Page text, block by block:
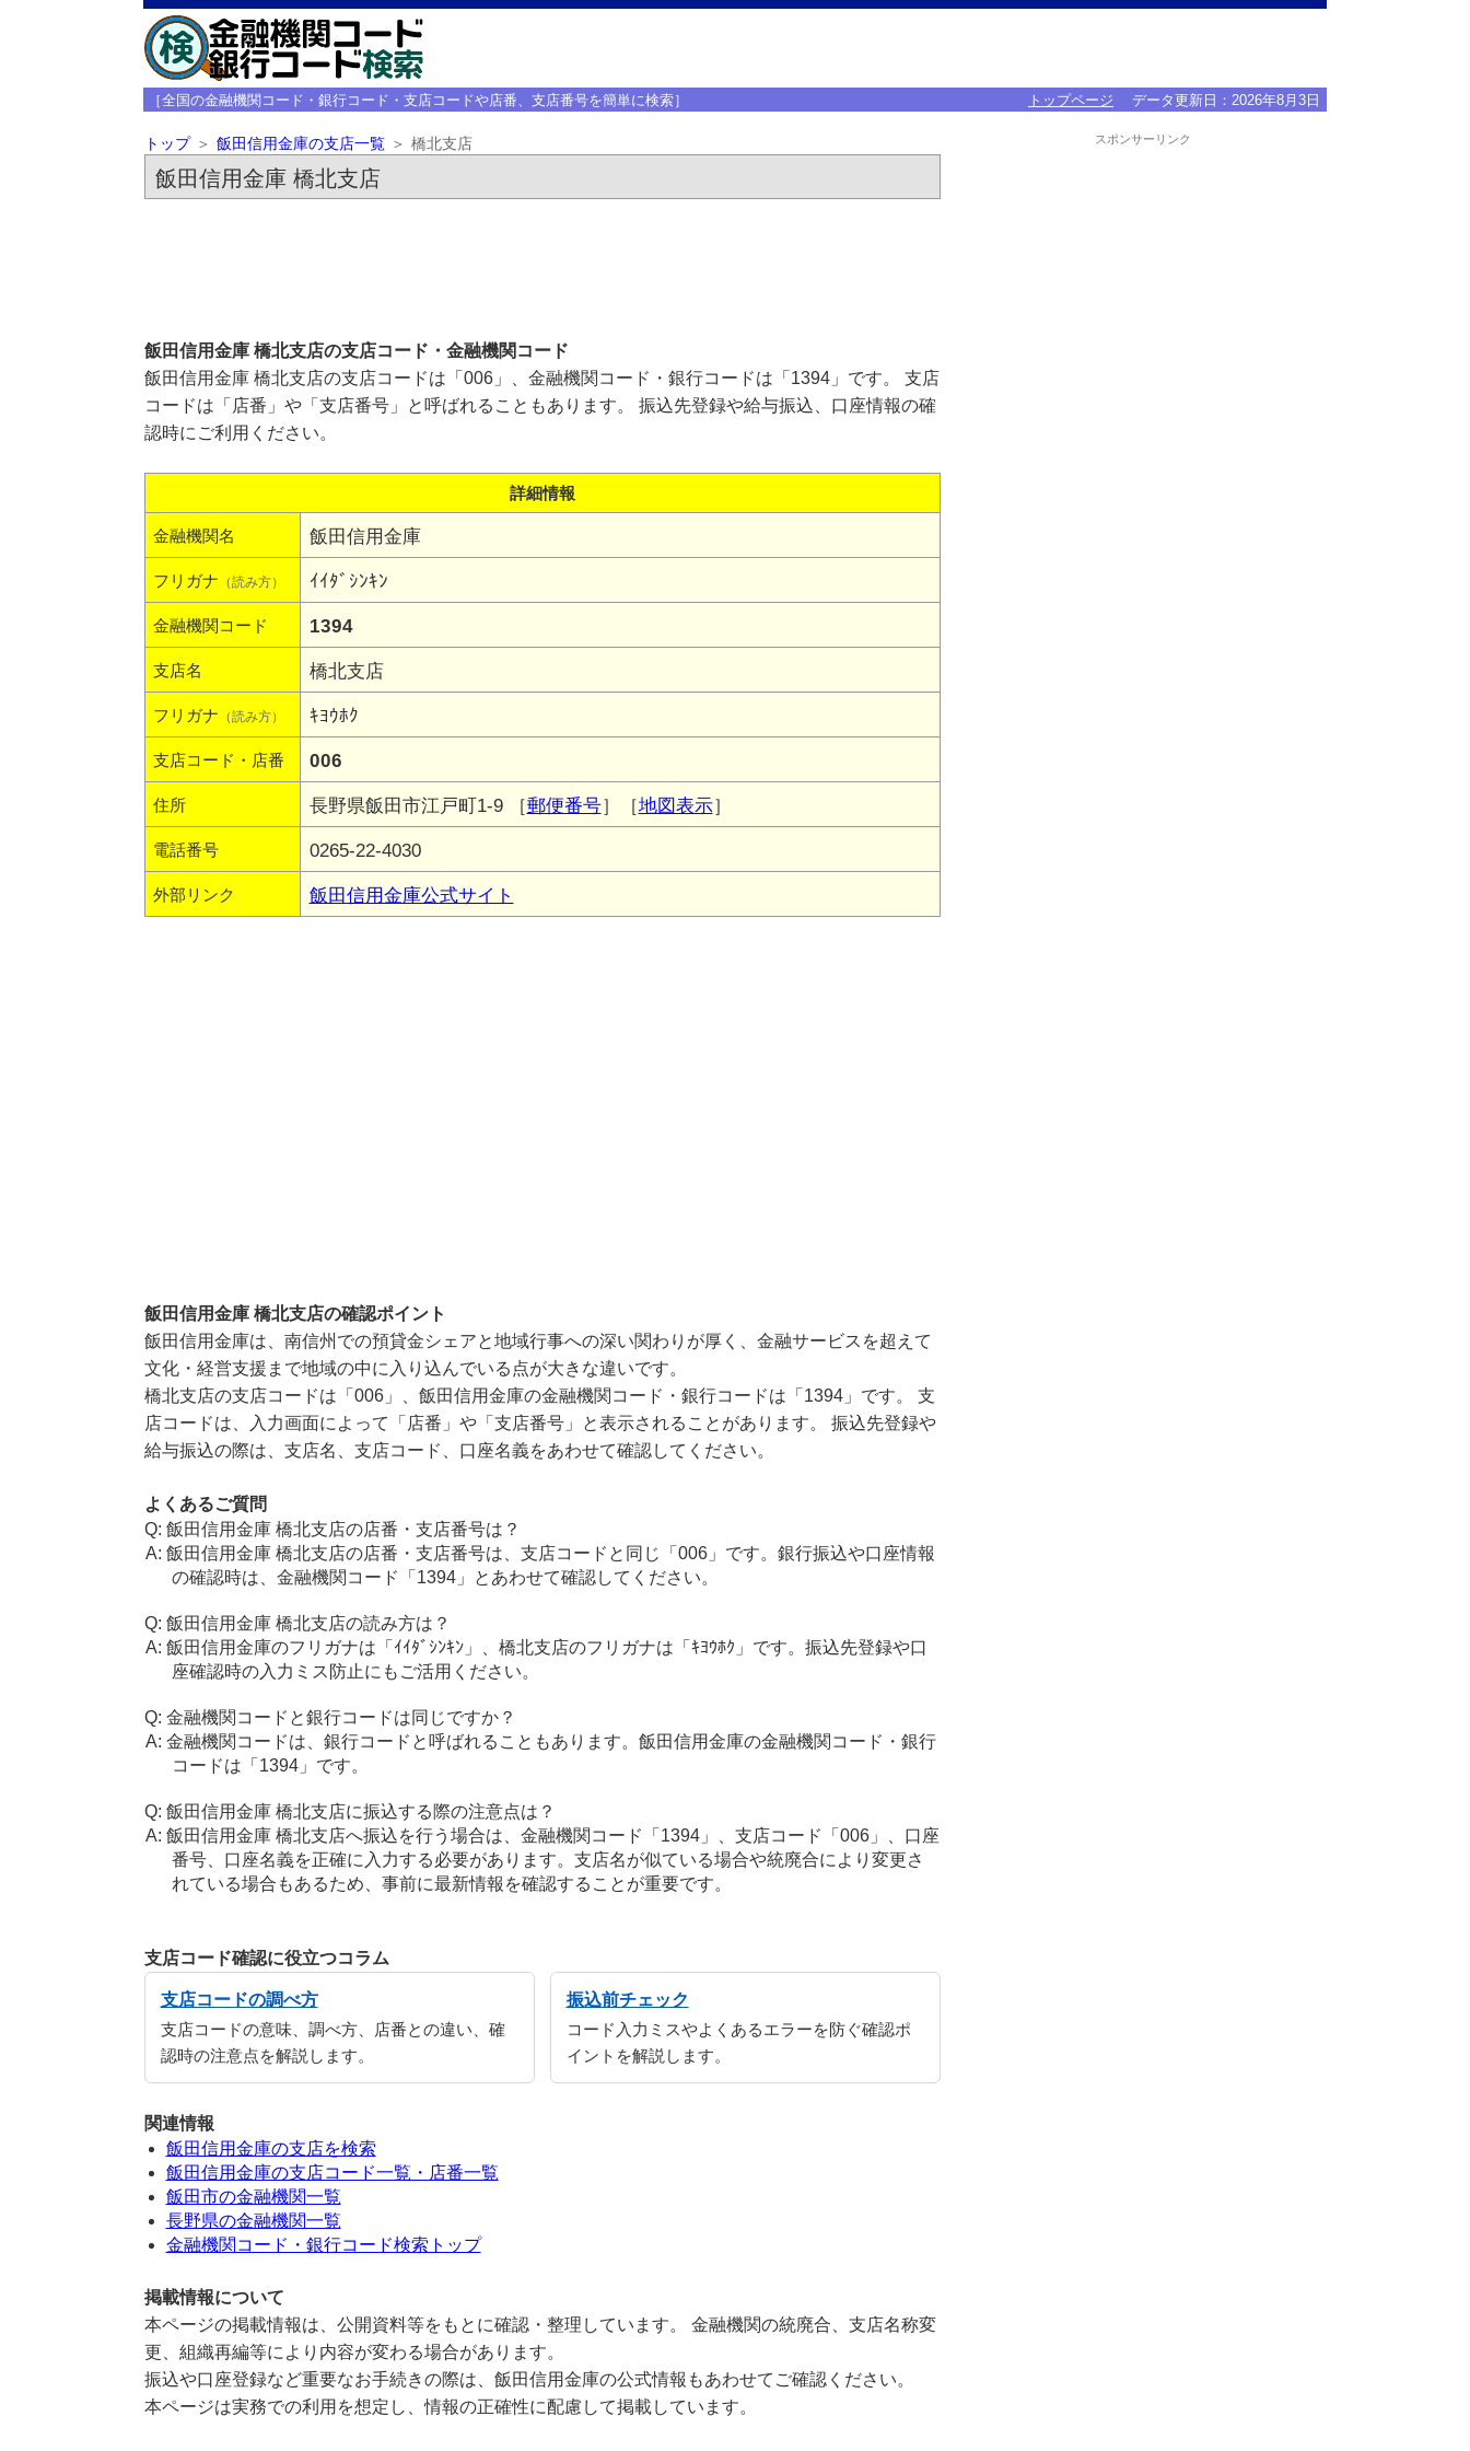
［全国の金融機関コード・銀行コード・支店コードや店番、支店番号を簡単に検索］ トップページ データ更新日： 2026年8月3日
トップ 飯田信用金庫の支店一覧 橋北支店
飯田信用金庫 橋北支店
飯田信用金庫 橋北支店の支店コード・金融機関コード
飯田信用金庫 橋北支店の支店コードは「006」、金融機関コード・銀行コードは「1394」です。 支店
コードは「店番」や「支店番号」と呼ばれることもあります。 振込先登録や給与振込、口座情報の確
認時にご利用ください。
詳細情報
金融機関名 飯田信用金庫
フリガナ （読み方） ｲｲﾀﾞｼﾝｷﾝ
金融機関コード 1394
支店名 橋北支店
フリガナ （読み方） ｷﾖｳﾎｸ
支店コード・店番 006
住所 長野県飯田市江戸町1-9 ［郵便番号］［地図表示］
電話番号 0265-22-4030
外部リンク 飯田信用金庫公式サイト
飯田信用金庫 橋北支店の確認ポイント
飯田信用金庫は、南信州での預貸金シェアと地域行事への深い関わりが厚く、金融サービスを超えて
文化・経営支援まで地域の中に入り込んでいる点が大きな違いです。
橋北支店の支店コードは「006」、飯田信用金庫の金融機関コード・銀行コードは「1394」です。 支
店コードは、入力画面によって「店番」や「支店番号」と表示されることがあります。 振込先登録や
給与振込の際は、支店名、支店コード、口座名義をあわせて確認してください。
よくあるご質問
飯田信用金庫 橋北支店の店番・支店番号は？
飯田信用金庫 橋北支店の店番・支店番号は、支店コードと同じ「006」です。銀行振込や口座情報
の確認時は、金融機関コード「1394」とあわせて確認してください。
飯田信用金庫 橋北支店の読み方は？
飯田信用金庫のフリガナは「ｲｲﾀﾞｼﾝｷﾝ」、橋北支店のフリガナは「ｷﾖｳﾎｸ」です。振込先登録や口
座確認時の入力ミス防止にもご活用ください。
金融機関コードと銀行コードは同じですか？
金融機関コードは、銀行コードと呼ばれることもあります。飯田信用金庫の金融機関コード・銀行
コードは「1394」です。
飯田信用金庫 橋北支店に振込する際の注意点は？
飯田信用金庫 橋北支店へ振込を行う場合は、金融機関コード「1394」、支店コード「006」、口座
番号、口座名義を正確に入力する必要があります。支店名が似ている場合や統廃合により変更さ
れている場合もあるため、事前に最新情報を確認することが重要です。
支店コード確認に役立つコラム
支店コードの調べ方
支店コードの意味、調べ方、店番との違い、確
認時の注意点を解説します。
振込前チェック
コード入力ミスやよくあるエラーを防ぐ確認ポ
イントを解説します。
関連情報
飯田信用金庫の支店を検索
飯田信用金庫の支店コード一覧・店番一覧
飯田市の金融機関一覧
長野県の金融機関一覧
金融機関コード・銀行コード検索トップ
掲載情報について
本ページの掲載情報は、公開資料等をもとに確認・整理しています。 金融機関の統廃合、支店名称変
更、組織再編等により内容が変わる場合があります。
振込や口座登録など重要なお手続きの際は、飯田信用金庫の公式情報もあわせてご確認ください。
本ページは実務での利用を想定し、情報の正確性に配慮して掲載しています。
スポンサーリンク